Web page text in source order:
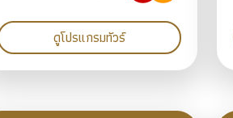
ดูโปรแกรมทัวร์